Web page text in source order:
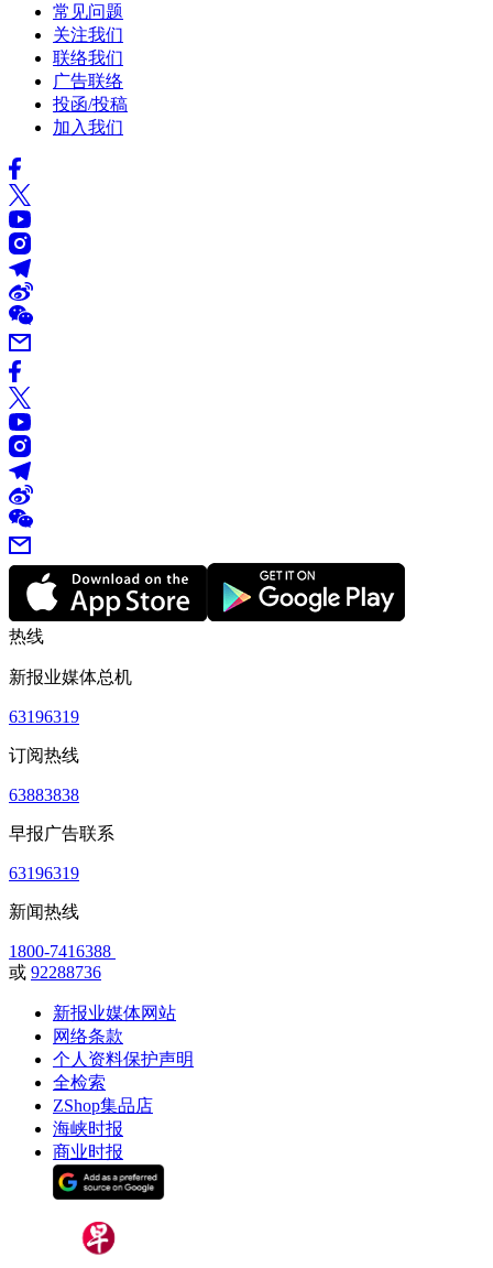
常见问题
关注我们
联络我们
广告联络
投函/投稿
加入我们
热线
新报业媒体总机
63196319
订阅热线
63883838
早报广告联系
63196319
新闻热线
1800-7416388
或 92288736
新报业媒体网站
网络条款
个人资料保护声明
全检索
ZShop集品店
海峡时报
商业时报